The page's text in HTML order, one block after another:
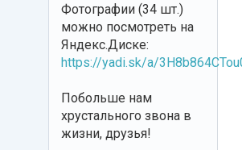
Фотографии (34 шт.)
можно посмотреть на
Яндекс.Диске:
https://yadi.sk/a/
Побольше нам
хрустального звона в
жизни, друзья!